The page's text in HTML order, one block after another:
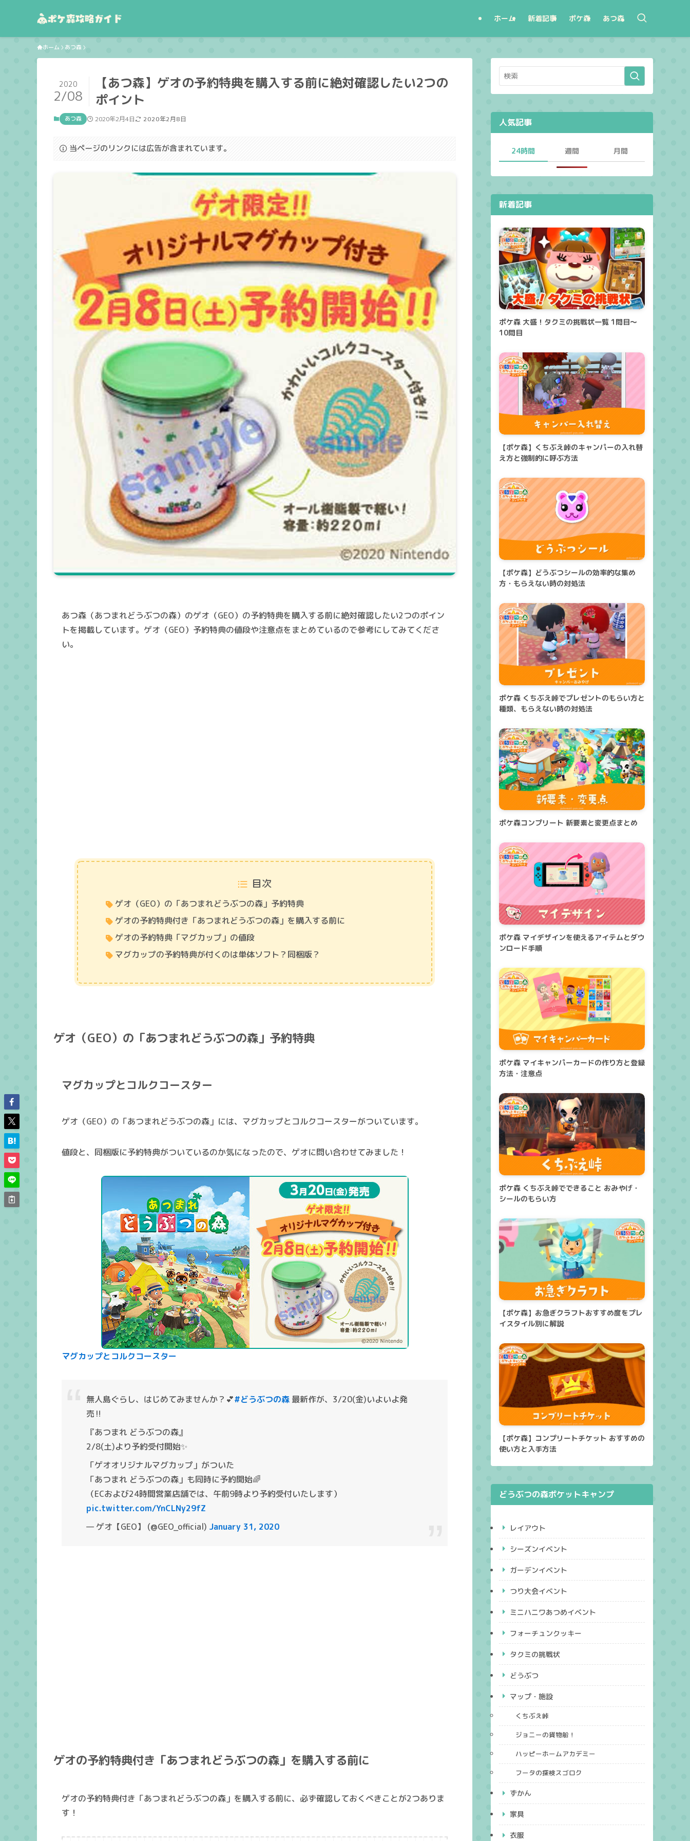
ホーム 新着記事 ポケ森 あつ森
ホーム あつ森
【あつ森】ゲオの予約特典を購入する前に絶対確認したい2つの
ポイント
2020
2/08
あつ森 2020年2月4日 2020年2月8日
当ページのリンクには広告が含まれています。
あつ森（あつまれどうぶつの森）のゲオ（GEO）の予約特典を購入する前に絶対確認したい2つのポイン
トを掲載しています。ゲオ（GEO）予約特典の値段や注意点をまとめているので参考にしてみてくださ
い。
目次
ゲオ（GEO）の「あつまれどうぶつの森」予約特典
ゲオの予約特典付き「あつまれどうぶつの森」を購入する前に
ゲオの予約特典「マグカップ」の値段
マグカップの予約特典が付くのは単体ソフト？同梱版？
ゲオ（GEO）の「あつまれどうぶつの森」予約特典
マグカップとコルクコースター
ゲオ（GEO）の「あつまれどうぶつの森」には、 マグカップとコルクコースターがついています。
値段と、同梱版に予約特典がついているのか気になったので、 ゲオに問い合わせてみました！
マグカップとコルクコースター
無人島ぐらし、はじめてみませんか？💕#どうぶつの森 最新作が、3/20(金)いよいよ発
売‼️
『あつまれ どうぶつの森』
2/8(土)より予約受付開始✨
「ゲオオリジナルマグカップ」がついた
「あつまれ どうぶつの森」も同時に予約開始🌈
（ECおよび24時間営業店舗では、午前9時より予約受付いたします）
pic.twitter.com/YnCLNy29fZ
— ゲオ【GEO】 (@GEO_official) January 31, 2020
ゲオの予約特典付き「あつまれどうぶつの森」を購入する前に
ゲオの予約特典付き「あつまれどうぶつの森」を購入する前に、必ず確認しておくべきことが2つありま
す！
人気記事
24時間 週間 月間
新着記事
ポケ森 大盛！タクミの挑戦状一覧 1問目～
10問目
【ポケ森】くちぶえ峠のキャンパーの入れ替
え方と強制的に呼ぶ方法
【ポケ森】どうぶつシールの効率的な集め
方・もらえない時の対処法
ポケ森 くちぶえ峠でプレゼントのもらい方と
種類、もらえない時の対処法
ポケ森コンプリート 新要素と変更点まとめ
ポケ森 マイデザインを使えるアイテムとダウ
ンロード手順
ポケ森 マイキャンパーカードの作り方と登録
方法・注意点
ポケ森 くちぶえ峠でできること おみやげ・
シールのもらい方
【ポケ森】お急ぎクラフトおすすめ度をプレ
イスタイル別に解説
【ポケ森】コンプリートチケット おすすめの
使い方と入手方法
どうぶつの森ポケットキャンプ
レイアウト
シーズンイベント
ガーデンイベント
つり大会イベント
ミニハニワあつめイベント
フォーチュンクッキー
タクミの挑戦状
どうぶつ
マップ・施設
くちぶえ峠
ジョニーの貨物船！
ハッピーホームアカデミー
フータの探検スゴロク
ずかん
家具
衣服